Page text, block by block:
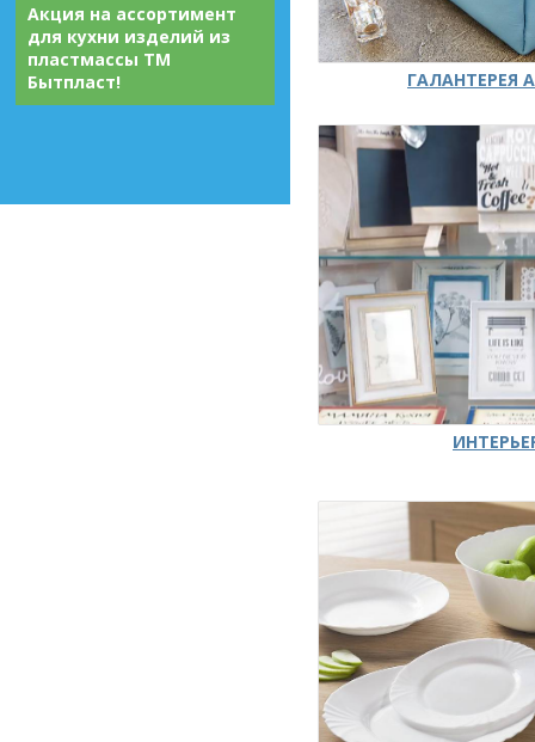
Акция на ассортимент
для кухни изделий из
пластмассы ТМ
Бытпласт!
ГАЛАНТЕРЕЯ